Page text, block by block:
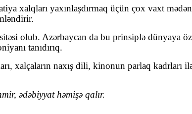
xalqları yaxınlaşdırmaq üçün çox vaxt
olub. Azərbaycan da bu prinsiplə dünyaya
tanıdırıq.
xalçaların naxış dili, kinonun parlaq
ədəbiyyat həmişə qalır.